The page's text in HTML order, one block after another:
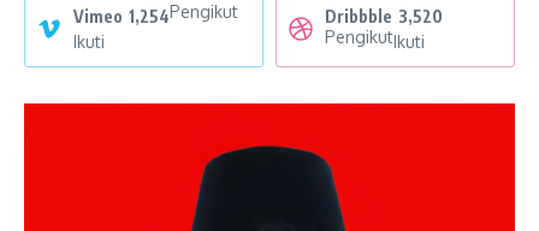
Vimeo 1,254Pengikut
Ikuti
Dribbble 3,520
PengikutIkuti